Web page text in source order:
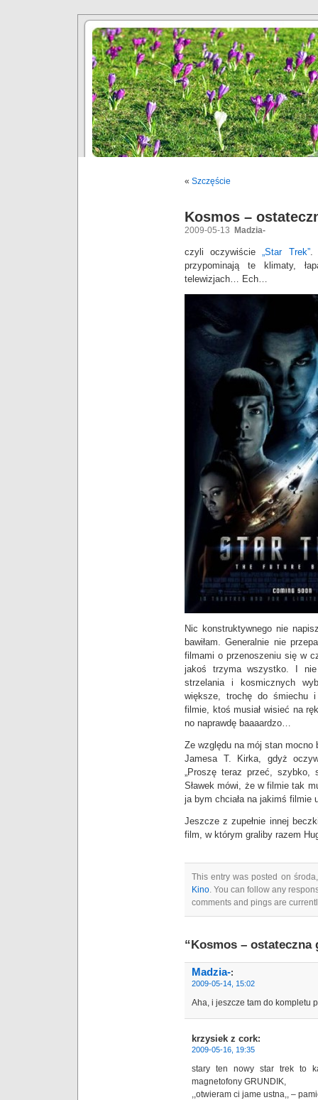
« Szczęście
Kosmos –
2009-05-13 Madzia-
czyli oczywiście„Star Trek”.
przypominają te klimaty,
telewizjach… Ech…
Nic konstruktywnego nie
bawiłam. Generalnie nie
filmami o przenoszeniu się w
jakoś trzyma wszystko. I nie
strzelania i kosmicznych
większe, trochę do śmiechu
filmie, ktoś musiał wisieć na
no naprawdę baaaardzo…
Ze względu na mój stan mocno
Jamesa T. Kirka, gdyż
„Proszę teraz przeć, szybko,
Sławek mówi, że w filmie tak
ja bym chciała na jakimś filmie
Jeszcze z zupełnie innej
film, w którym graliby razem
This entry was posted on
Kino. You can follow any
comments and pings are
“Kosmos –
Madzia-:
2009-05-14, 15:02
Aha, i jeszcze tam do kompletu
krzysiek z cork:
2009-05-16, 19:35
stary ten nowy star trek to
magnetofony GRUNDIK,
,,otwieram ci jame ustna,, –